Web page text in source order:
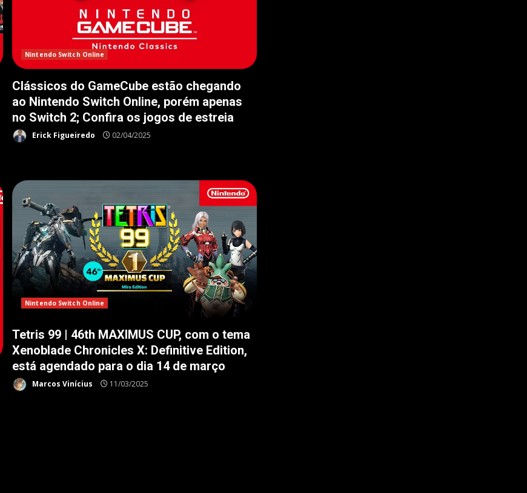
Nintendo Switch Online
Clássicos do GameCube estão chegando
ao Nintendo Switch Online, porém apenas
no Switch 2; Confira os jogos de estreia
Erick Figueiredo 02/04/2025
Nintendo Switch Online
Tetris 99 | 46th MAXIMUS CUP, com o tema
Xenoblade Chronicles X: Definitive Edition,
está agendado para o dia 14 de março
Marcos Vinícius 11/03/2025